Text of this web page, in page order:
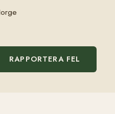
RAPPORTERA FEL